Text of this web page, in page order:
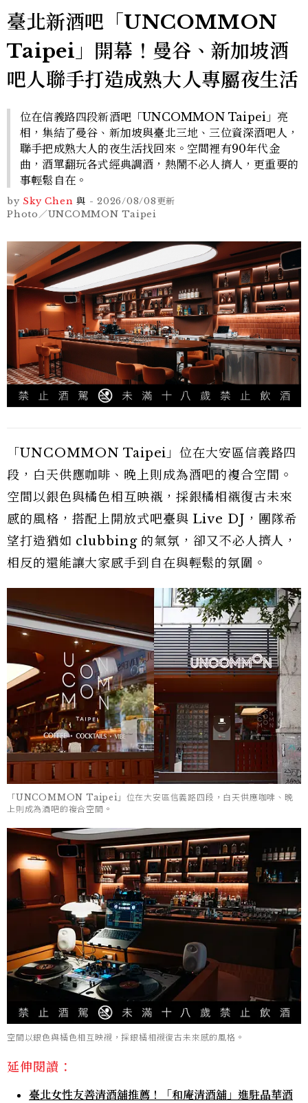
臺北新酒吧「UNCOMMON
Taipei」開幕！曼谷、新加坡酒
吧人聯手打造成熟大人專屬夜生活
位在信義路四段新酒吧「UNCOMMON Taipei」亮
相，集結了曼谷、新加坡與臺北三地、三位資深酒吧人，
聯手把成熟大人的夜生活找回來。空間裡有90年代金
曲，酒單翻玩各式經典調酒，熱鬧不必人擠人，更重要的
事輕鬆自在。
by Sky Chen 與 - 2026/08/08更新
Photo／UNCOMMON Taipei
「UNCOMMON Taipei」位在大安區信義路四
段，白天供應咖啡、晚上則成為酒吧的複合空間。
空間以銀色與橘色相互映襯，採銀橘相襯復古未來
感的風格，搭配上開放式吧臺與 Live DJ，團隊希
望打造猶如 clubbing 的氣氛，卻又不必人擠人，
相反的還能讓大家感手到自在與輕鬆的氛圍。
「UNCOMMON Taipei」位在大安區信義路四段，白天供應咖啡、晚
上則成為酒吧的複合空間。
空間以銀色與橘色相互映襯，採銀橘相襯復古未來感的風格。
延伸閱讀：
臺北女性友善清酒舖推薦！「和庵清酒舖」進駐晶華酒